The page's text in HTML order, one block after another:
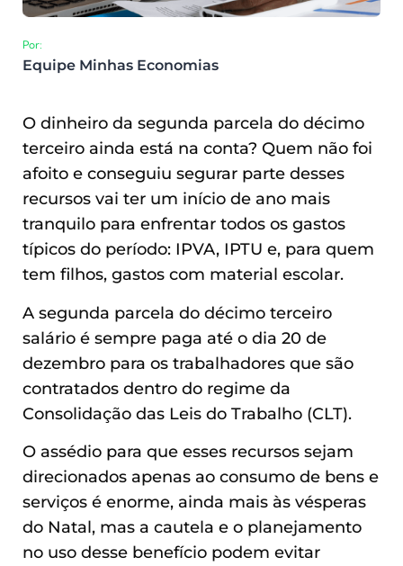
Por:
Equipe Minhas Economias
O dinheiro da segunda parcela do décimo
terceiro ainda está na conta? Quem não foi
afoito e conseguiu segurar parte desses
recursos vai ter um início de ano mais
tranquilo para enfrentar todos os gastos
típicos do período: IPVA, IPTU e, para quem
tem filhos, gastos com material escolar.
A segunda parcela do décimo terceiro
salário é sempre paga até o dia 20 de
dezembro para os trabalhadores que são
contratados dentro do regime da
Consolidação das Leis do Trabalho (CLT).
O assédio para que esses recursos sejam
direcionados apenas ao consumo de bens e
serviços é enorme, ainda mais às vésperas
do Natal, mas a cautela e o planejamento
no uso desse benefício podem evitar